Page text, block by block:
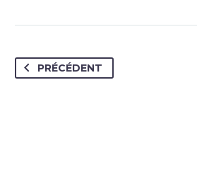
PRÉCÉDENT